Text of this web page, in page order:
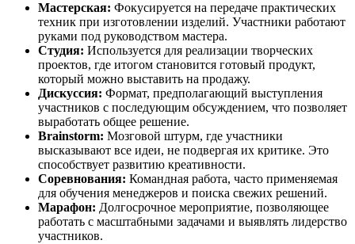
Мастерская: Фокусируется на передаче практических
техник при изготовлении изделий. Участники работают
руками под руководством мастера.
Студия: Используется для реализации творческих
проектов, где итогом становится готовый продукт,
который можно выставить на продажу.
Дискуссия: Формат, предполагающий выступления
участников с последующим обсуждением, что позволяет
выработать общее решение.
Brainstorm: Мозговой штурм, где участники
высказывают все идеи, не подвергая их критике. Это
способствует развитию креативности.
Соревнования: Командная работа, часто применяемая
для обучения менеджеров и поиска свежих решений.
Марафон: Долгосрочное мероприятие, позволяющее
работать с масштабными задачами и выявлять лидерство
участников.